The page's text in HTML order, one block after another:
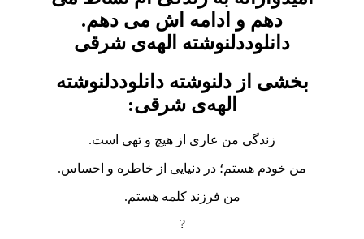
دهم و ادامه اش می دهم.
دانلوددلنوشته الهه‌ی شرقی
بخشی از دلنوشته دانلوددلنوشته
الهه‌ی شرقی:
زندگی من عاری از هیچ و تهی است.
من خودم هستم؛ در دنیایی از خاطره و احساس.
من فرزند کلمه هستم.
?